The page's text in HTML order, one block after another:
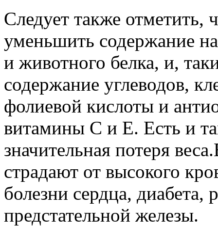
Следует также отметить,
уменьшить содержание
и животного белка, и,
содержание углеводов,
фолиевой кислоты и
витамины С и Е. Есть и
значительная потеря
страдают от высокого
болезни сердца, диабета,
предстательной железы.